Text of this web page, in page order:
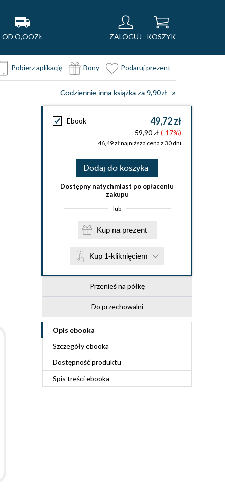
OD O,OOZŁ ZALOGUJ KOSZYK
Pobierz aplikację Bony Podaruj prezent
Codziennie inna książka za 9,90zł
Ebook 49,72 zł
59,90 zł(-17%)
46,49 zł najniższa cena z 30 dni
Dodaj do koszyka
Dostępny natychmiast po opłaceniu
zakupu
lub
Kup na prezent
Kup 1-kliknięciem
Przenieś na półkę
Do przechowalni
Opis ebooka
Szczegółyebooka
Dostępność produktu
Spis treściebooka